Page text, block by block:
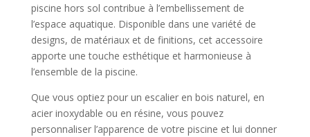
piscine hors sol contribue à l’embellissement de
l’espace aquatique. Disponible dans une variété de
designs, de matériaux et de finitions, cet accessoire
apporte une touche esthétique et harmonieuse à
l’ensemble de la piscine.
Que vous optiez pour un escalier en bois naturel, en
acier inoxydable ou en résine, vous pouvez
personnaliser l’apparence de votre piscine et lui donner